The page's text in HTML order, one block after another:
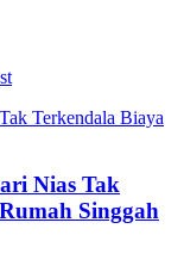
Nias Tak
Singgah